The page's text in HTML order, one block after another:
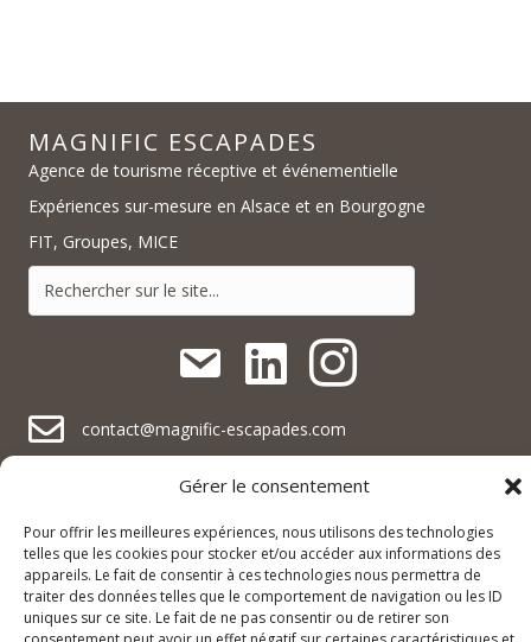
Gérer le consentement
Pour offrir les meilleures expériences, nous utilisons des technologies
telles que les cookies pour stocker et/ou accéder aux informations des
appareils. Le fait de consentir à ces technologies nous permettra de
traiter des données telles que le comportement de navigation ou les ID
uniques sur ce site. Le fait de ne pas consentir ou de retirer son
MAGNIFIC ESCAPADES
Agence de tourisme réceptive et événementielle
Expériences sur-mesure en Alsace et en Bourgogne
FIT, Groupes, MICE
contact@magnific-escapades.com
contact@magnific-escapades.com
contact@magnific-escapades.com
+33 (0)3 67 47 47 47
contact@magnific-escapades.com
16A rue du Général Baegert | 67210 Obernai, France
23 Place Darcy | 21000 Dijon, France